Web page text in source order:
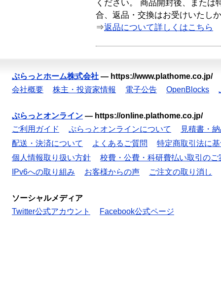
ください。 商品開封後、または
合、返品・交換はお受けいたし
⇒返品について詳しくはこちら
ぷらっとホーム株式会社 — https://www.plathome.co.jp/
会社概要
株主・投資家情報 電子公告 OpenBlocks
ぷらっとオンライン — https://online.plathome.co.jp/
ご利用ガイド
ぷらっとオンラインについて
見積書・
配送・決済について
よくあるご質問
特定商取引法に
個人情報取り扱い方針
校費・公費・科研費払い取引のご
IPv6への取り組み
お客様からの声 ご注文の取り消し
ソーシャルメディア
Twitter公式アカウント
Facebook公式ページ